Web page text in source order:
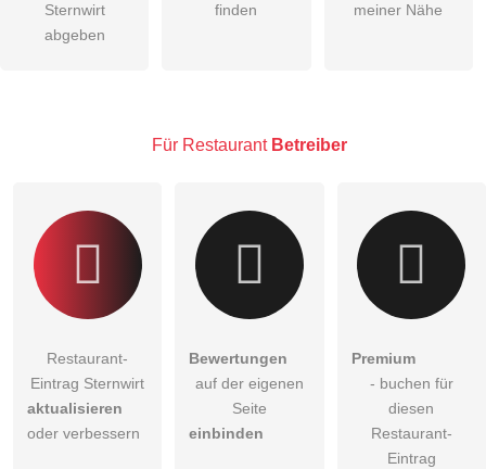
DieDatenschutzerklärung habe ich zur Kenntnis genommen.
Besucher sichtbar.
Sternwirt
abgeben
finden
meiner Nähe
Für Restaurant Betreiber
Restaurant-
Eintrag Sternwirt
aktualisieren
oder verbessern
Bewertungen
auf der eigenen
Seite
einbinden
Premium
- buchen für
diesen
Restaurant-
Eintrag